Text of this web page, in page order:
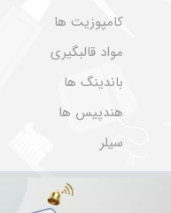
کامپوزیت ها
مواد قالبگیری
باندینگ ها
هندپیس ها
سیلر